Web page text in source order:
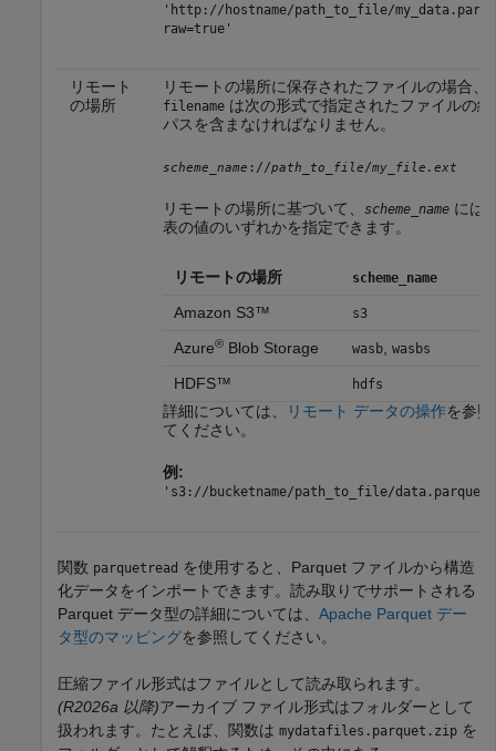
'http://hostname/path_to_file/
raw=true'
リモート
の場所
リモートの場所に保存されたファイルの場合、
filenameは次の形式で指定されたファイルの絶
パスを含まなければなりません。
scheme_name ://path_to_file/my_file.ext
リモートの場所に基づいて、 scheme_nameには
表の値のいずれかを指定できます。
リモートの場所 scheme_name
Amazon S3™ s3
Azure® Blob Storage wasb wasbs
HDFS™ hdfs
詳細については、 リモート データの操作を参照
てください。
例:
's3://bucketname/path_to_file/data.parquet'
関数 parquetread を使用すると、Parquet ファイルから構造
化データをインポートできます。読み取りでサポートされる
Parquet データ型の詳細については、 Apache Parquet デー
タ型のマッピングを参照してください。
圧縮ファイル形式はファイルとして読み取られます。
(R2026a 以降)アーカイブ ファイル形式はフォルダーとして
扱われます。たとえば、関数は mydatafiles.parquet.zip を